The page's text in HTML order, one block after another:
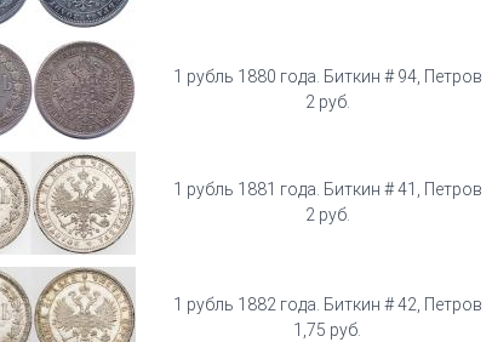
1 рубль 1880 года. Биткин # 94, Петров
2 руб.
1 рубль 1881 года. Биткин # 41, Петров
2 руб.
1 рубль 1882 года. Биткин # 42, Петров
1,75 руб.